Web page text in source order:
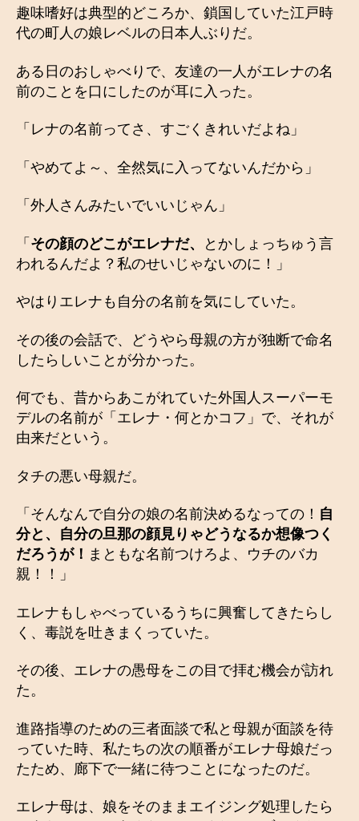
趣味嗜好は典型的どころか、鎖国していた江戸時
代の町人の娘レベルの日本人ぶりだ。
ある日のおしゃべりで、友達の一人がエレナの名
前のことを口にしたのが耳に入った。
「レナの名前ってさ、すごくきれいだよね」
「やめてよ～、全然気に入ってないんだから」
「外人さんみたいでいいじゃん」
「 その顔のどこがエレナだ、
とかしょっちゅう言
われるんだよ？私のせいじゃないのに！」
やはりエレナも自分の名前を気にしていた。
その後の会話で、どうやら母親の方が独断で命名
したらしいことが分かった。
何でも、昔からあこがれていた外国人スーパーモ
デルの名前が「エレナ・何とかコフ」で、それが
由来だという。
タチの悪い母親だ。
「そんなんで自分の娘の名前決めるなっての！ 自
分と、自分の旦那の顔見りゃどうなるか想像つく
だろうが！ まともな名前つけろよ、ウチのバカ
親！！」
エレナもしゃべっているうちに興奮してきたらし
く、毒説を吐きまくっていた。
その後、エレナの愚母をこの目で拝む機会が訪れ
た。
進路指導のための三者面談で私と母親が面談を待
っていた時、私たちの次の順番がエレナ母娘だっ
たため、廊下で一緒に待つことになったのだ。
エレナ母は、娘をそのままエイジング処理したら